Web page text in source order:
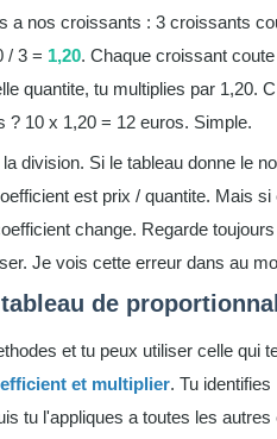
a nos croissants : 3 croissants
/ 3 = 1,20. Chaque croissant
quantite, tu multiplies par 1,20.
? 10 x 1,20 = 12 euros. Simple.
division. Si le tableau donne le
est prix / quantite. Mais
change. Regarde
Je vois cette erreur dans au
de
et tu peux utiliser celle qui
et multiplier. Tu
tu l'appliques a toutes les